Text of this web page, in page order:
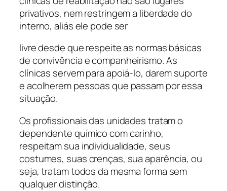
privativos, nem restringem a liberdade do
interno, aliás ele pode ser
livre desde que respeite as normas básicas
de convivência e companheirismo. As
clínicas servem para apoiá-lo, darem suporte
e acolherem pessoas que passam por essa
situação.
Os profissionais das unidades tratam o
dependente químico com carinho,
respeitam sua individualidade, seus
costumes, suas crenças, sua aparência, ou
seja, tratam todos da mesma forma sem
qualquer distinção.